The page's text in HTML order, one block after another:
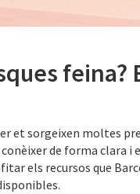
et sorgeixen moltes
de forma clara i
els recursos que